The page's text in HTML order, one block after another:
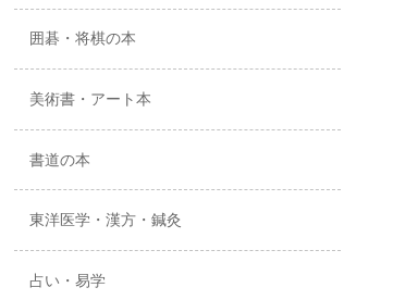
囲碁・将棋の本
美術書・アート本
書道の本
東洋医学・漢方・鍼灸
占い・易学